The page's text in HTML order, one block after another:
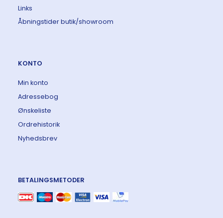
Links
Åbningstider butik/showroom
KONTO
Min konto
Adressebog
Ønskeliste
Ordrehistorik
Nyhedsbrev
BETALINGSMETODER